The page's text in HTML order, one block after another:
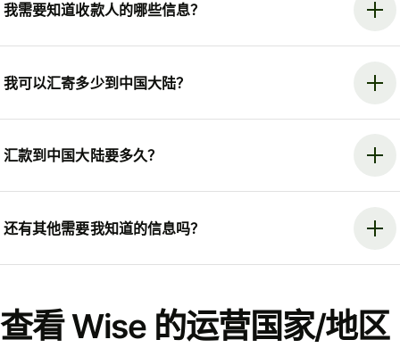
我需要知道收款人的哪些信息？
我可以汇寄多少到中国大陆？
汇款到中国大陆要多久？
还有其他需要我知道的信息吗？
查看 Wise 的运营国家/地区